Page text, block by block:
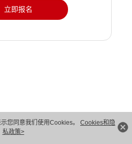
您同意我们使用Cookies。 Cookies和隐
私政策>
立即报名
2026。 保留一切权利。粤A2-20044005号
隐私保护
法律声明